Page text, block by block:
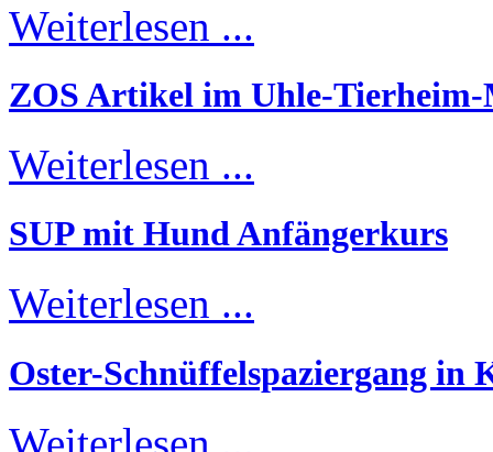
Weiterlesen ...
ZOS Artikel im Uhle-Tierheim-
Weiterlesen ...
SUP mit Hund Anfängerkurs
Weiterlesen ...
Oster-Schnüffelspaziergang in
Weiterlesen ...